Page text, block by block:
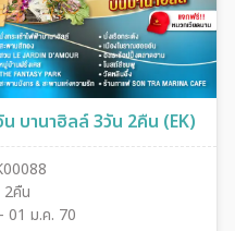
บานาฮิลล์ 3วัน 2คืน (EK)
2คืน
01 ม.ค. 70